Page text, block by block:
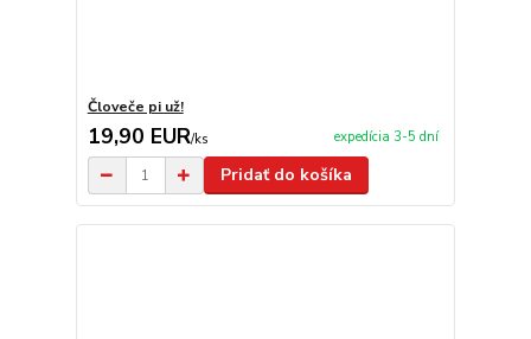
Človeče pi už!
19,90 EUR/ks expedícia 3-5 dní
Pridať do košíka